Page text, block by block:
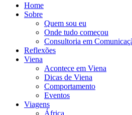
Home
Sobre
Quem sou eu
Onde tudo começou
Consultoria em
Reflexões
Viena
Acontece em Viena
Dicas de Viena
Comportamento
Eventos
Viagens
África